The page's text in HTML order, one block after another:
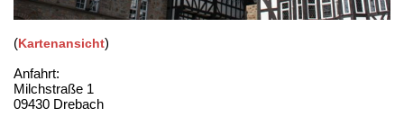
(Kartenansicht)
Anfahrt:
Milchstraße 1
09430 Drebach